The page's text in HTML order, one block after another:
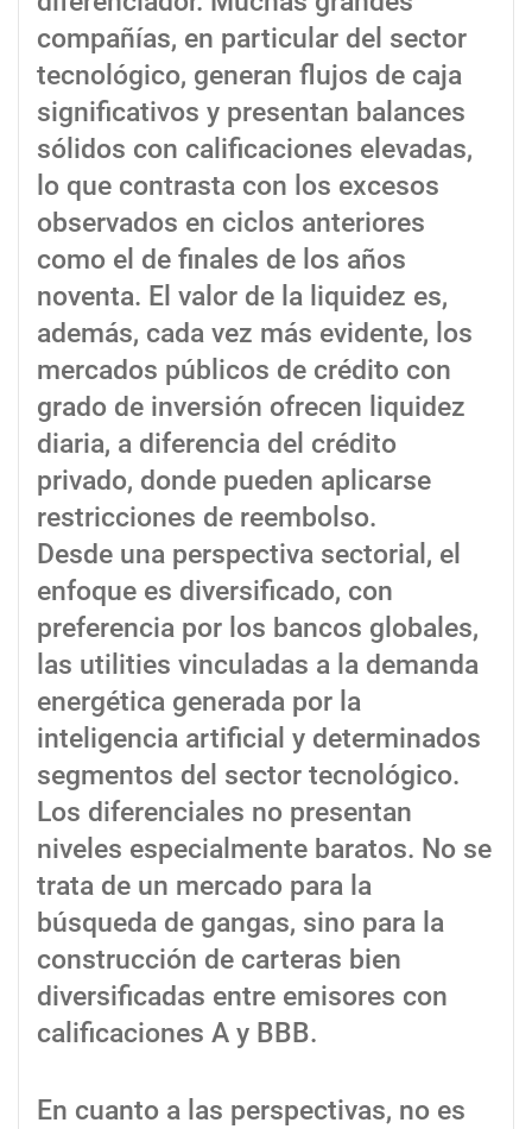
compañías, en particular del sector
tecnológico, generan flujos de caja
significativos y presentan balances
sólidos con calificaciones elevadas,
lo que contrasta con los excesos
observados en ciclos anteriores
como el de finales de los años
noventa. El valor de la liquidez es,
además, cada vez más evidente, los
mercados públicos de crédito con
grado de inversión ofrecen liquidez
diaria, a diferencia del crédito
privado, donde pueden aplicarse
restricciones de reembolso.
Desde una perspectiva sectorial, el
enfoque es diversificado, con
preferencia por los bancos globales,
las utilities vinculadas a la demanda
energética generada por la
inteligencia artificial y determinados
segmentos del sector tecnológico.
Los diferenciales no presentan
niveles especialmente baratos. No se
trata de un mercado para la
búsqueda de gangas, sino para la
construcción de carteras bien
diversificadas entre emisores con
calificaciones A y BBB.
En cuanto a las perspectivas, no es